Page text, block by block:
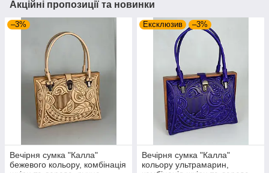
Акційні пропозиції та новинки
–3%
Вечірня сумка "Калла"
бежевого кольору, комбінація
Ексклюзив –3%
Вечірня сумка "Калла"
кольору ультрамарин,